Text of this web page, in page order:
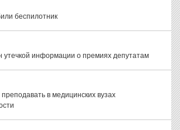
беспилотник
утечкой информации о премиях депутатам
в медицинских вузах